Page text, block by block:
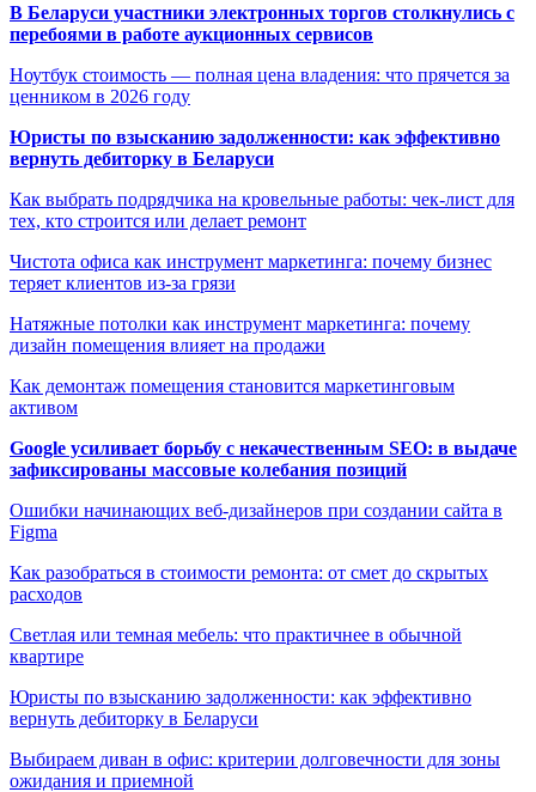
В Беларуси участники электронных торгов столкнулись с
перебоями в работе аукционных сервисов
Ноутбук стоимость — полная цена владения: что прячется за
ценником в 2026 году
Юристы по взысканию задолженности: как эффективно
вернуть дебиторку в Беларуси
Как выбрать подрядчика на кровельные работы: чек-лист для
тех, кто строится или делает ремонт
Чистота офиса как инструмент маркетинга: почему бизнес
теряет клиентов из-за грязи
Натяжные потолки как инструмент маркетинга: почему
дизайн помещения влияет на продажи
Как демонтаж помещения становится маркетинговым
активом
Google усиливает борьбу с некачественным SEO: в выдаче
зафиксированы массовые колебания позиций
Ошибки начинающих веб-дизайнеров при создании сайта в
Figma
Как разобраться в стоимости ремонта: от смет до скрытых
расходов
Светлая или темная мебель: что практичнее в обычной
квартире
Юристы по взысканию задолженности: как эффективно
вернуть дебиторку в Беларуси
Выбираем диван в офис: критерии долговечности для зоны
ожидания и приемной